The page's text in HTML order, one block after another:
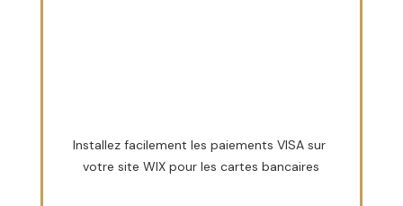
Installez facilement les paiements VISA sur
votre site WIX pour les cartes bancaires